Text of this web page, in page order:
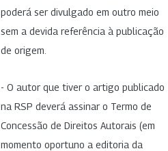
poderá ser divulgado em outro meio
sem a devida referência à publicação
de origem.
- O autor que tiver o artigo publicado
na RSP deverá assinar o Termo de
Concessão de Direitos Autorais (em
momento oportuno a editoria da